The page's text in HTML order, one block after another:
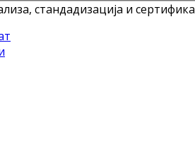
стандадизација и